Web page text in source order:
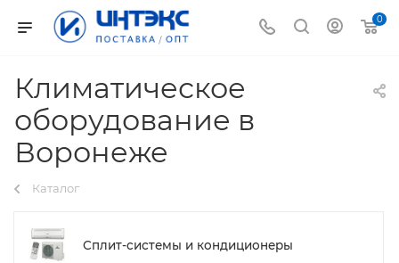
0
Климатическое
оборудование в
Воронеже
Каталог
Сплит-системы и кондиционеры